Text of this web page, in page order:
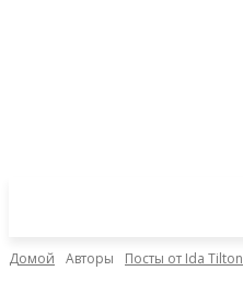
Домой Авторы Посты от Ida Tilton